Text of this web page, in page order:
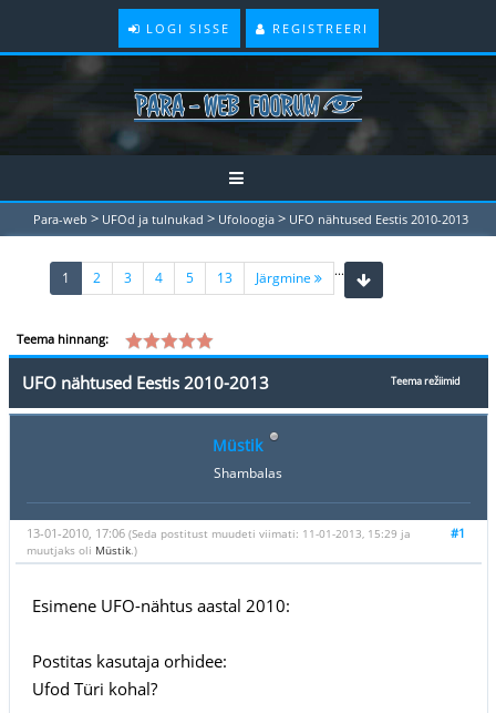
LOGI SISSE REGISTREERI
Para-web > UFOd ja tulnukad > Ufoloogia > UFO nähtused Eestis 2010-2013
1 (current)
2 3 4 5 ...
13 Järgmine
Teema hinnang:
Teema režiimid
UFO nähtused Eestis 2010-2013
Müstik
Shambalas
#1
13-01-2010, 17:06 (Seda postitust muudeti viimati: 11-01-2013, 15:29 ja
muutjaks oli Müstik.)
Esimene UFO-nähtus aastal 2010:
Postitas kasutaja orhidee:
Ufod Türi kohal?